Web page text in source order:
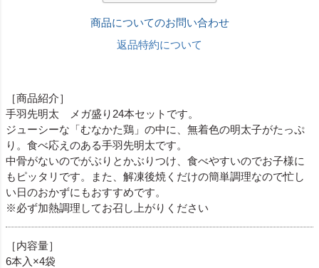
商品についてのお問い合わせ
返品特約について
［商品紹介］
手羽先明太 メガ盛り24本セットです。
ジューシーな「むなかた鶏」の中に、無着色の明太子がたっぷ
り。食べ応えのある手羽先明太です。
中骨がないのでがぶりとかぶりつけ、食べやすいのでお子様に
もピッタリです。また、解凍後焼くだけの簡単調理なので忙し
い日のおかずにもおすすめです。
※必ず加熱調理してお召し上がりください
［内容量］
6本入×4袋